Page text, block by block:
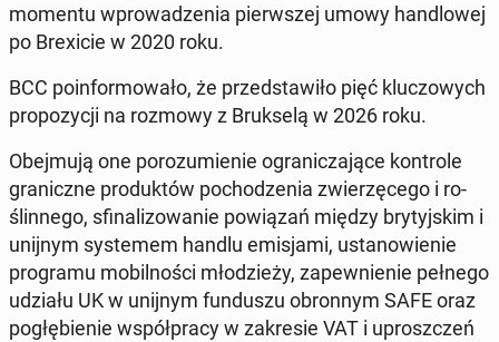
momentu wpro­wa­dze­nia pierw­szej umowy han­dlo­wej
po Bre­xi­cie w 2020 roku.
BCC po­in­for­mo­wa­ło, że przed­sta­wi­ło pięć klu­czo­wych
pro­po­zy­cji na rozmowy z Bruk­se­lą w 2026 roku.
Obej­mu­ją one po­ro­zu­mie­nie ogra­ni­cza­ją­ce kon­tro­le
gra­nicz­ne pro­duk­tów po­cho­dze­nia zwie­rzę­ce­go i ro­
ślin­ne­go, sfi­na­li­zo­wa­nie po­wią­zań między bry­tyj­skim i
unijnym sys­te­mem handlu emi­sja­mi, usta­no­wie­nie
pro­gra­mu mo­bil­no­ści mło­dzie­ży, za­pew­nie­nie pełnego
udziału UK w unijnym fun­du­szu obron­nym SAFE oraz
po­głę­bie­nie współ­pra­cy w za­kre­sie VAT i uprosz­czeń